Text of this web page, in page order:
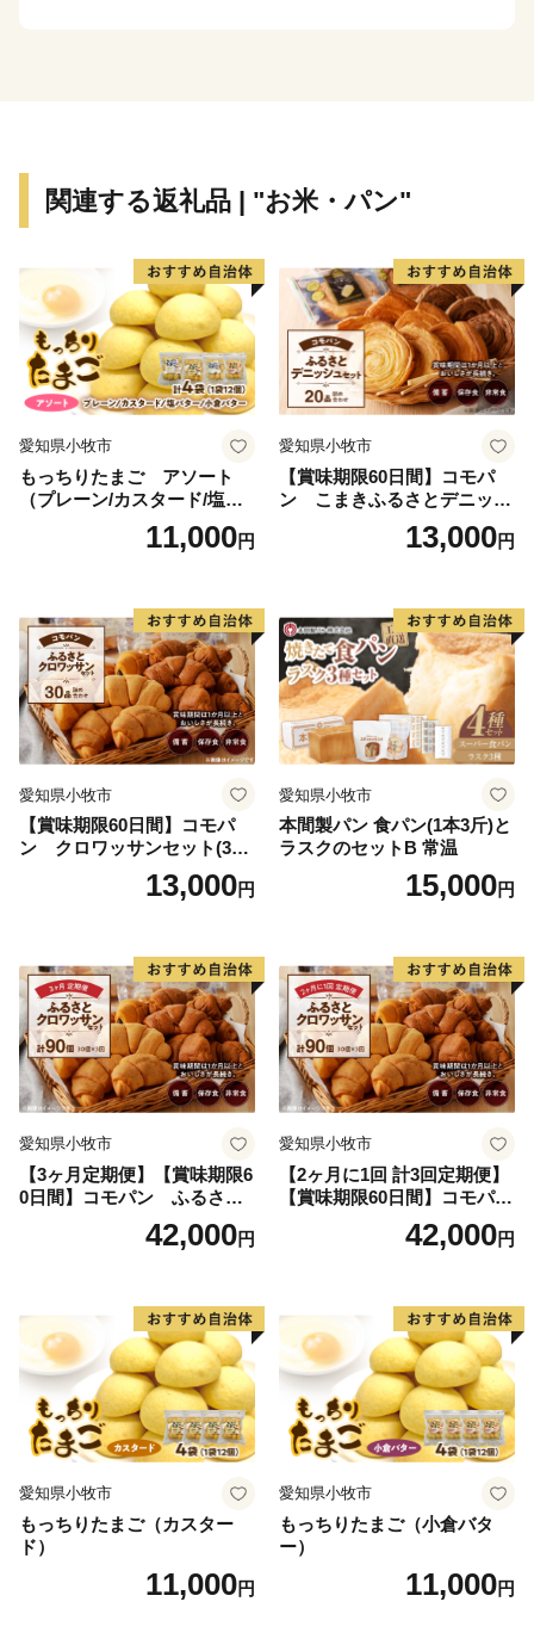
関連する返礼品 | "お米・パン"
愛知県小牧市
もっちりたまご アソート
（プレーン/カスタード/塩バ
ター/小倉バター）11,000円
愛知県小牧市
【賞味期限60日間】コモパ
ン こまきふるさとデニッシ
ュセット（20個入り）／災害
用備蓄 保存食 非常食 防災グ
13,000円
愛知県小牧市
【賞味期限60日間】コモパ
ン クロワッサンセット(30
個入り)／災害用備蓄 保存食
非常食 防災グッズにも
13,000円
愛知県小牧市
本間製パン 食パン(1本3斤)と
ラスクのセットB 常温
15,000円
愛知県小牧市
【3ヶ月定期便】【賞味期限6
0日間】コモパン ふるさと
クロワッサンセット（計90
個）／災害用備蓄 保存食 非
42,000円
愛知県小牧市
【2ヶ月に1回 計3回定期便】
【賞味期限60日間】コモパ
ン ふるさとクロワッサンセ
ット（計90個）／災害用備蓄
42,000円
愛知県小牧市
もっちりたまご（カスター
ド）
11,000円
愛知県小牧市
もっちりたまご（小倉バタ
ー）
11,000円